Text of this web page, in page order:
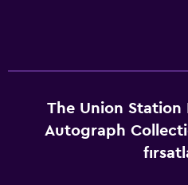
The Union Station
Autograph